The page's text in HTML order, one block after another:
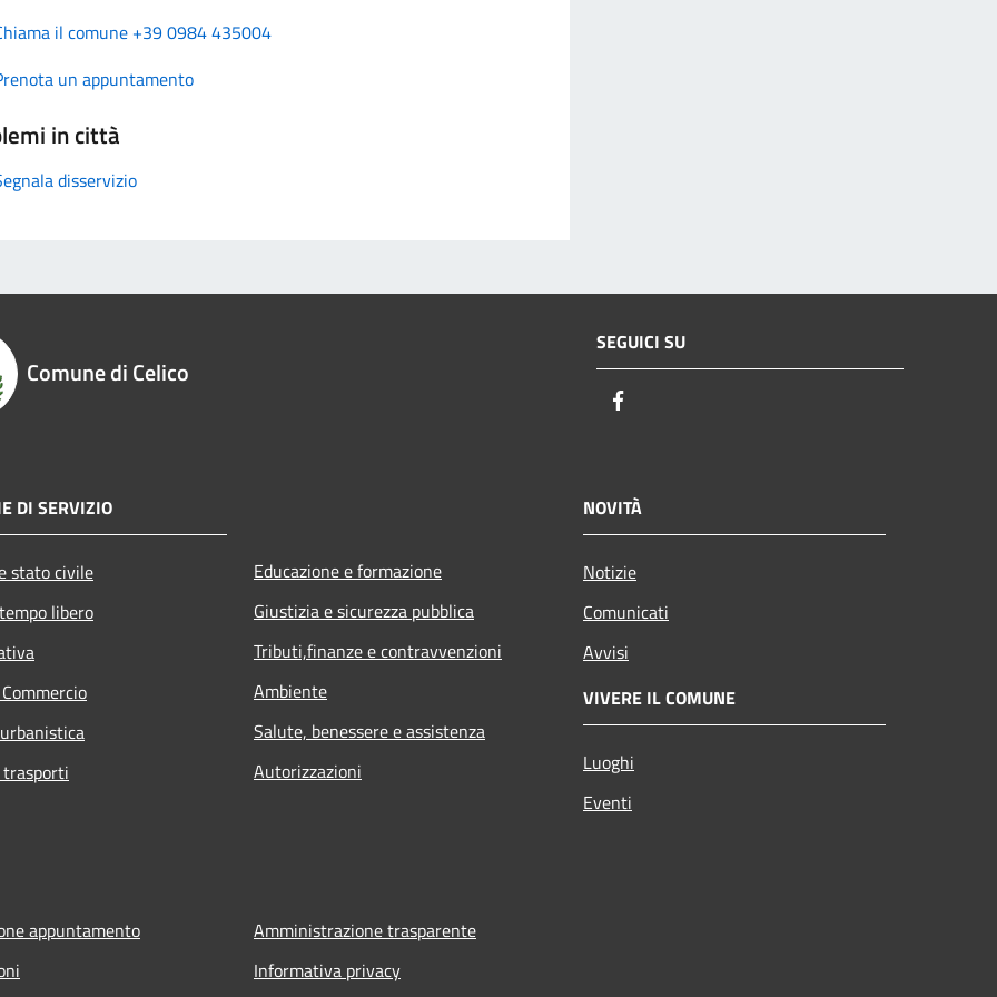
il comune +39 0984 435004
un appuntamento
in città
disservizio
Comune di Celico
SEGUICI SU
DI SERVIZIO
stato civile
libero
Educazione e formazione
Giustizia e sicurezza pubblica
Tributi,finanze e contravvenzioni
Ambiente
Salute, benessere e assistenza
Autorizzazioni
NOVITÀ
Notizie
Comunicati
Avvisi
VIVERE IL COMUNE
Luoghi
Eventi
appuntamento
Amministrazione trasparente
Informativa privacy